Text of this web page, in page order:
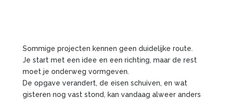
Sommige projecten kennen geen duidelijke route.
Je start met een idee en een richting, maar de rest
moet je onderweg vormgeven.
De opgave verandert, de eisen schuiven, en wat
gisteren nog vast stond, kan vandaag alweer anders